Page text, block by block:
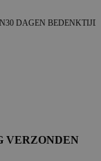
30 DAGEN BEDENKTIJD
VERZONDEN